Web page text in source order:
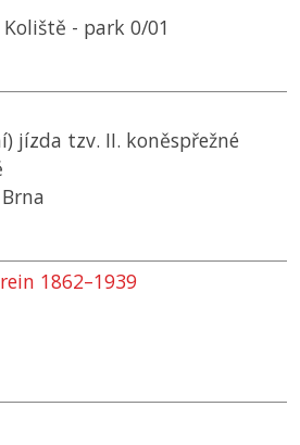
- park 0/01
jízda tzv. II. koněspřežné
1862–1939